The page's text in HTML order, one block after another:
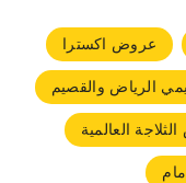
عروض اكسترا
الرياض والقصيم
العالمية